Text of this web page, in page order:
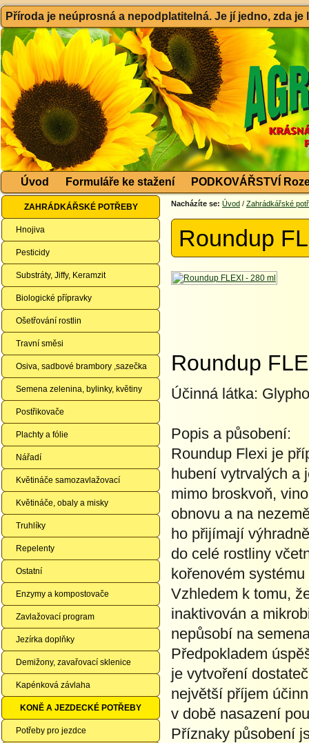
Příroda je neúprosná a nepodplatitelná. Je jí jedno, zda
Úvod Formuláře ke stažení PODKOVÁŘSTVÍ
ZAHRÁDKÁŘSKÉ POTŘEBY
Hnojiva
Pesticidy
Substráty, Jiffy, Keramzit
Biologické přípravky
Ošetřování rostlin
Travní směsi
Osiva, sadbové brambory ,sazečka
Semena zelenina, bylinky, květiny
Postřikovače
Plachty a fólie
Nářadí
Květináče samozavlažovací
Květináče, obaly a misky
Truhlíky
Repelenty
Ostatní
Enzymy a kompostovače
Zavlažovací program
Jezírka doplňky
Demižony, zavařovací sklenice
Kapénková závlaha
KONĚ A JEZDECKÉ POTŘEBY
Potřeby pro jezdce
Nacházíte se: Úvod / Zahrádkářské
Roundup
Roundup
Účinná látka:
Popis a působení:
Roundup Flexi je
hubení vytrvalých a
mimo broskvoň,
obnovu a na
ho přijímají
do celé rostliny
kořenovém
Vzhledem k tomu,
inaktivován a
nepůsobí na
Předpokladem
je vytvoření
největší příjem
v době nasazení
Příznaky působení